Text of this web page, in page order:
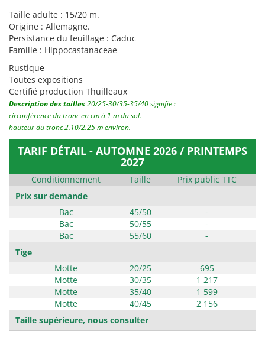
Taille adulte : 15/20 m.
Origine : Allemagne.
Persistance du feuillage : Caduc
Famille : Hippocastanaceae
Rustique
Toutes expositions
Certifié production Thuilleaux
Description des tailles20/25-30/35-35/40 signifie :
circonférence du tronc en cm à 1 m du sol.
hauteur du tronc 2.10/2.25 m environ.
TARIF DÉTAIL - AUTOMNE 2026 / PRINTEMPS
2027
Conditionnement Taille
Prix public TTC
Prix sur demande
Bac
45/50
-
Bac
50/55
-
Bac
55/60
-
Tige
Motte
20/25
695
Motte
30/35
1 217
Motte
35/40
1 599
Motte
40/45
2 156
Taille supérieure, nous consulter